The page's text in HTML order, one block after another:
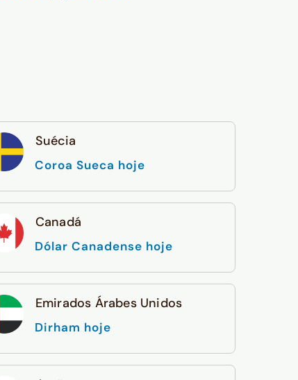
Suécia
Coroa Sueca hoje
Canadá
Dólar Canadense hoje
Emirados Árabes Unidos
Dirham hoje